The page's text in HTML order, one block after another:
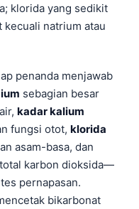
klorida yang sedikit
natrium atau
penanda menjawab
sebagian besar
kadar kalium
fungsi otot, klorida
asam-basa, dan
karbon dioksida—
pernapasan.
bikarbonat